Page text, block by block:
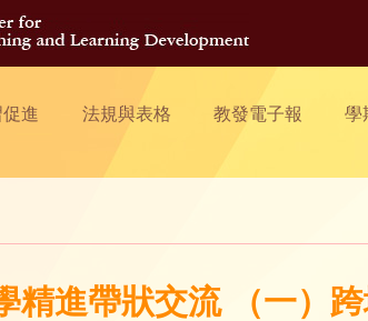
進 法規與表格 教發電子報 學
精進帶狀交流 （一）